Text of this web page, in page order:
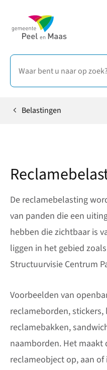
HomeBelastingen
De reclamebelasting
van panden die een
hebben die zichtbaar is
liggen in het gebied
Structuurvisie Centrum
Voorbeelden van
reclameborden, stickers,
reclamebakken,
naamborden. Het
reclameobject op, aan